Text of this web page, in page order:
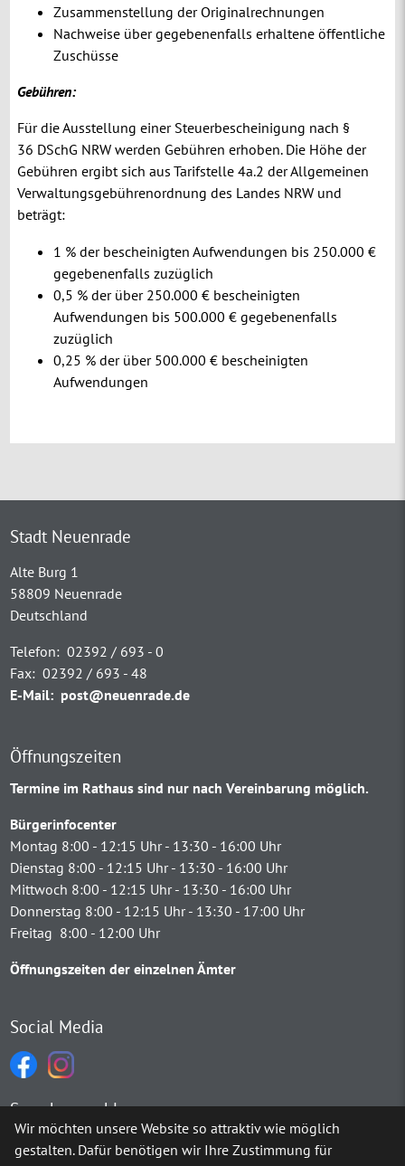
Zusammenstellung der Originalrechnungen
Nachweise über gegebenenfalls erhaltene öffentliche
Zuschüsse
Gebühren:
Für die Ausstellung einer Steuerbescheinigung nach §
36 DSchG NRW werden Gebühren erhoben. Die Höhe der
Gebühren ergibt sich aus Tarifstelle 4a.2 der Allgemeinen
Verwaltungsgebührenordnung des Landes NRW und
beträgt:
1 % der bescheinigten Aufwendungen bis 250.000 €
gegebenenfalls zuzüglich
0,5 % der über 250.000 € bescheinigten
Aufwendungen bis 500.000 € gegebenenfalls
zuzüglich
0,25 % der über 500.000 € bescheinigten
Aufwendungen
Stadt Neuenrade
Alte Burg 1
58809 Neuenrade
Deutschland
Telefon: 02392 / 693 - 0
Fax: 02392 / 693 - 48
E-Mail: post@neuenrade.de
Öffnungszeiten
Termine im Rathaus sind nur nach Vereinbarung möglich.
Bürgerinfocenter
Montag 8:00 - 12:15 Uhr - 13:30 - 16:00 Uhr
Dienstag 8:00 - 12:15 Uhr - 13:30 - 16:00 Uhr
Mittwoch 8:00 - 12:15 Uhr - 13:30 - 16:00 Uhr
Donnerstag 8:00 - 12:15 Uhr - 13:30 - 17:00 Uhr
Freitag 8:00 - 12:00 Uhr
Öffnungszeiten der einzelnen Ämter
Social Media
Sprachauswahl
Wir möchten unsere Website so attraktiv wie möglich
gestalten. Dafür benötigen wir Ihre Zustimmung für